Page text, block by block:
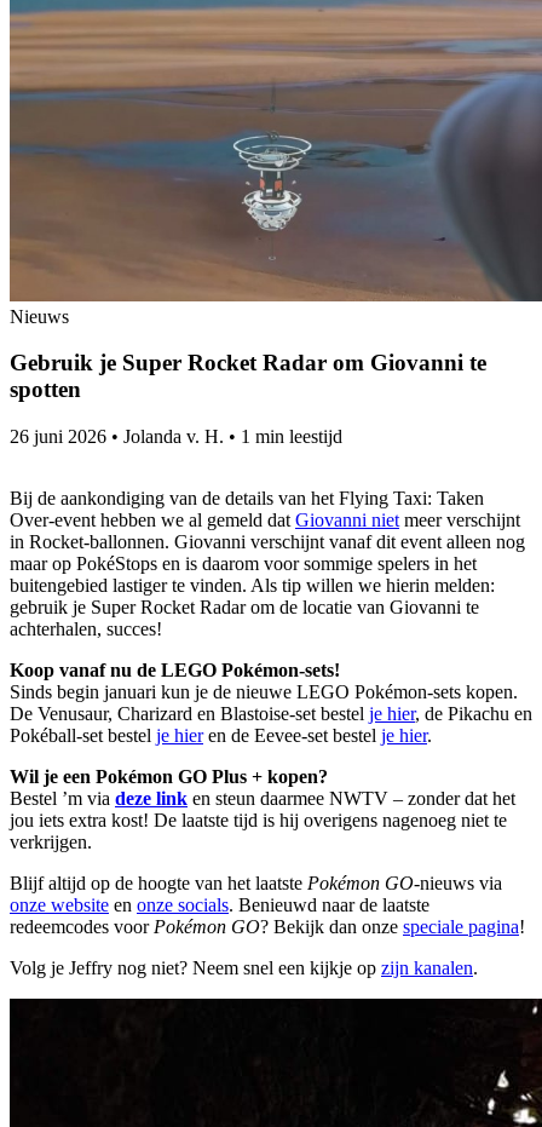
Nieuws
Gebruik je Super Rocket Radar om Giovanni te
spotten
26 juni 2026 • Jolanda v. H. • 1 min leestijd
Bij de aankondiging van de details van het Flying Taxi: Taken
Over-event hebben we al gemeld dat Giovanni niet meer verschijnt
in Rocket-ballonnen. Giovanni verschijnt vanaf dit event alleen nog
maar op PokéStops en is daarom voor sommige spelers in het
buitengebied lastiger te vinden. Als tip willen we hierin melden:
gebruik je Super Rocket Radar om de locatie van Giovanni te
achterhalen, succes!
Koop vanaf nu de LEGO Pokémon-sets!
Sinds begin januari kun je de nieuwe LEGO Pokémon-sets kopen.
De Venusaur, Charizard en Blastoise-set bestel je hier, de Pikachu en
Pokéball-set bestel je hieren de Eevee-set bestel je hier.
Wil je een Pokémon GO Plus + kopen?
Bestel ’m via deze link en steun daarmee NWTV – zonder dat het
jou iets extra kost! De laatste tijd is hij overigens nagenoeg niet te
verkrijgen.
Blijf altijd op de hoogte van het laatste Pokémon GO-nieuws via
onze website en onze socials. Benieuwd naar de laatste
redeemcodes voor Pokémon GO? Bekijk dan onze speciale pagina!
Volg je Jeffry nog niet? Neem snel een kijkje op zijn kanalen.